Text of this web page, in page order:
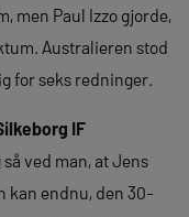
men Paul Izzo gjorde,
Australieren stod
for seks redninger.
IF
ved man, at Jens
kan endnu, den 30-